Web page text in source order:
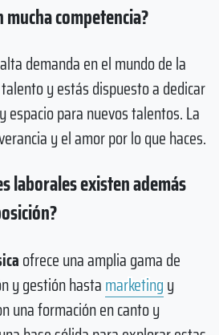
mucha competencia?
demanda en el mundo de la
y estás dispuesto a dedicar
para nuevos talentos. La
y el amor por lo que haces.
laborales existen además
ofrece una amplia gama de
y gestión hastamarketingy
una formación en canto y